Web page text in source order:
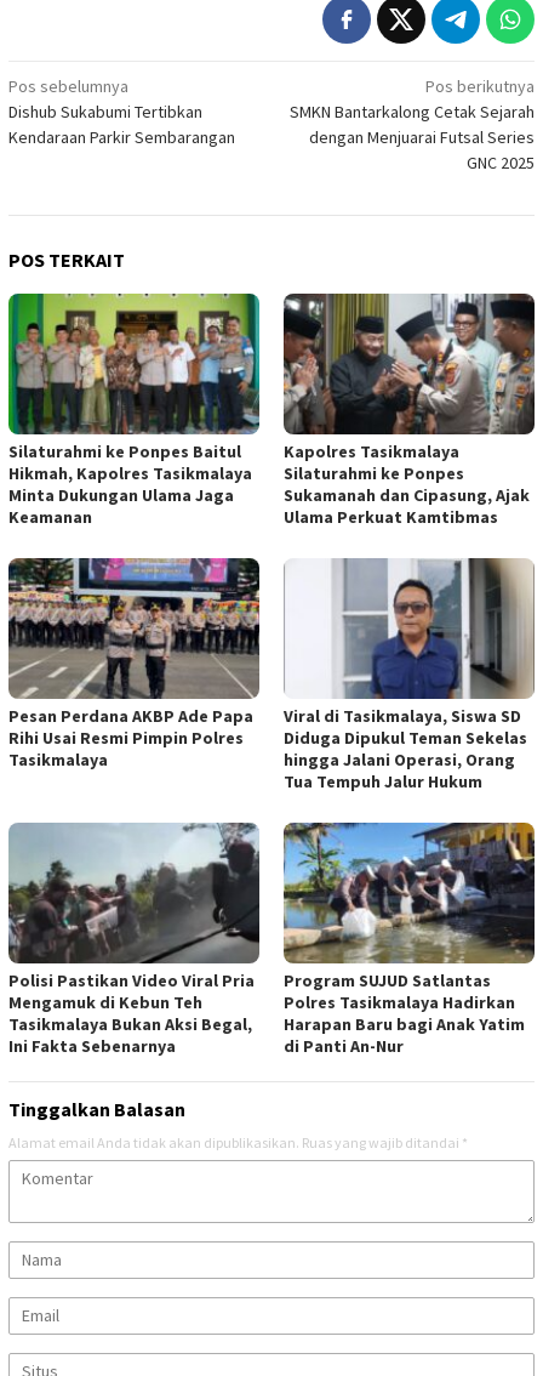
Navigasi
pos
Pos sebelumnya
Dishub Sukabumi Tertibkan
Kendaraan Parkir Sembarangan
Pos berikutnya
SMKN Bantarkalong Cetak Sejarah
dengan Menjuarai Futsal Series
GNC 2025
POS TERKAIT
Silaturahmi ke Ponpes Baitul
Hikmah, Kapolres Tasikmalaya
Minta Dukungan Ulama Jaga
Keamanan
Kapolres Tasikmalaya
Silaturahmi ke Ponpes
Sukamanah dan Cipasung, Ajak
Ulama Perkuat Kamtibmas
Pesan Perdana AKBP Ade Papa
Rihi Usai Resmi Pimpin Polres
Tasikmalaya
Viral di Tasikmalaya, Siswa SD
Diduga Dipukul Teman Sekelas
hingga Jalani Operasi, Orang
Tua Tempuh Jalur Hukum
Polisi Pastikan Video Viral Pria
Mengamuk di Kebun Teh
Tasikmalaya Bukan Aksi Begal,
Ini Fakta Sebenarnya
Program SUJUD Satlantas
Polres Tasikmalaya Hadirkan
Harapan Baru bagi Anak Yatim
di Panti An-Nur
Tinggalkan Balasan
Alamat email Anda tidak akan dipublikasikan. Ruas yang wajib ditandai *